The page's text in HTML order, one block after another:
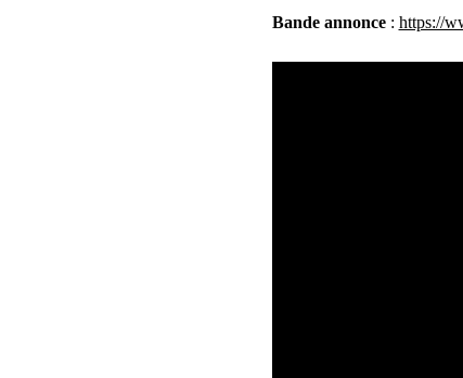
Bande annonce : https://